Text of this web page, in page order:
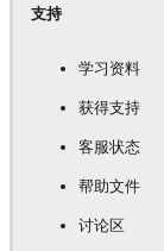
支持
学习资料
获得支持
客服状态
帮助文件
讨论区